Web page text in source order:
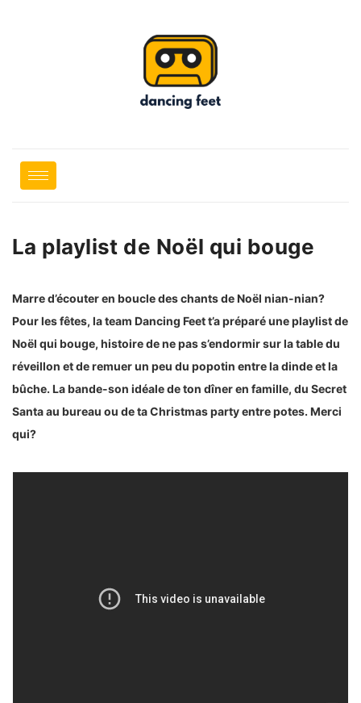
La playlist de Noël qui bouge
Marre d’écouter en boucle des chants de Noël nian-nian?
Pour les fêtes, la team Dancing Feet t’a préparé une playlist de
Noël qui bouge, histoire de ne pas s’endormir sur la table du
réveillon et de remuer un peu du popotin entre la dinde et la
bûche. La bande-son idéale de ton dîner en famille, du Secret
Santa au bureau ou de ta Christmas party entre potes. Merci
qui?